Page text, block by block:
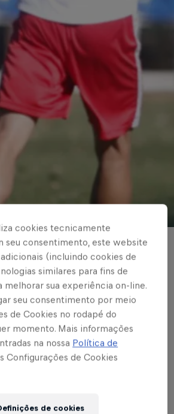
o São
sobe na tabela
Sub-17
cookies tecnicamente
seu consentimento, este website
(incluindo cookies de
similares para fins de
melhorar sua experiência on-line.
seu consentimento por meio
de Cookies no rodapé do
momento. Mais informações
na nossa Política de
Configurações de Cookies
de cookies